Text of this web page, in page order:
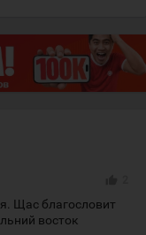
Щас благословит
восток